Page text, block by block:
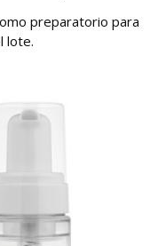
preparatorio para
lote.